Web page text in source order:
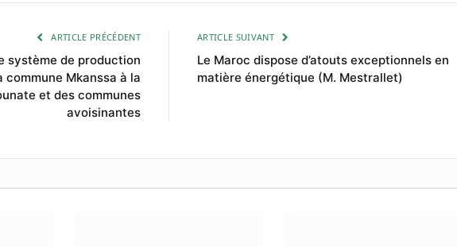
ARTICLE PRÉCÉDENT
système de production
commune Mkanssa à la
et des communes
avoisinantes
ARTICLE SUIVANT
Le Maroc dispose d’atouts exceptionnels en
matière énergétique (M. Mestrallet)